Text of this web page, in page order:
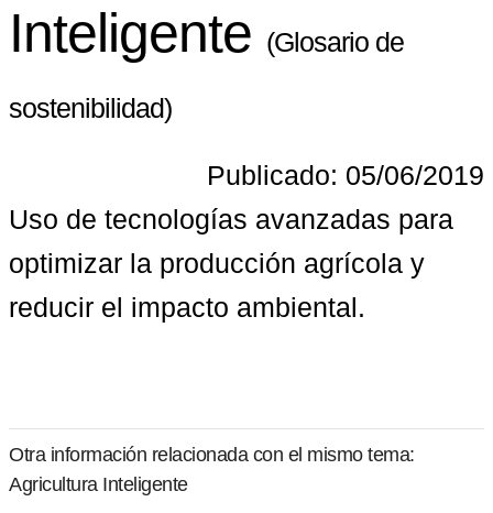
Inteligente (Glosario de
sostenibilidad)
Publicado: 05/06/2019
Uso de tecnologías avanzadas para
optimizar la producción agrícola y
reducir el impacto ambiental.
Otra información relacionada con el mismo tema:
Agricultura Inteligente